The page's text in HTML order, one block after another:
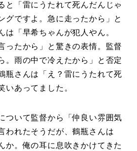
と「雷にうたれて死んだんじゃ
グですよ。急に走ったから」と
は「早希ちゃんが犯人やん。
ったから」と驚きの表情。監督
。雨の中で冷えたから」と否定
瓶さんは「え？雷にうたれて死
いあってました。
ついて監督から「仲良い雰囲気
われたそうだが、鶴瓶さんは
か。俺の耳に息吹きかけてきた